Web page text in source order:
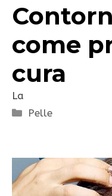
come
cura
La
Categorie
Pelle